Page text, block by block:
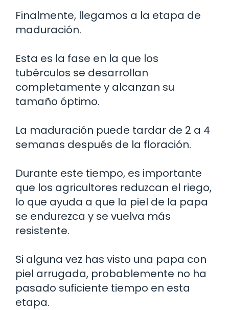
Finalmente, llegamos a la etapa de
maduración.
Esta es la fase en la que los
tubérculos se desarrollan
completamente y alcanzan su
tamaño óptimo.
La maduración puede tardar de 2 a 4
semanas después de la floración.
Durante este tiempo, es importante
que los agricultores reduzcan el riego,
lo que ayuda a que la piel de la papa
se endurezca y se vuelva más
resistente.
Si alguna vez has visto una papa con
piel arrugada, probablemente no ha
pasado suficiente tiempo en esta
etapa.